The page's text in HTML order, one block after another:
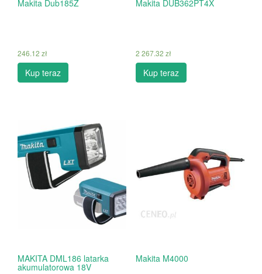
Makita Dub185Z
246.12 zł
Kup teraz
Makita DUB362PT4X
2 267.32 zł
Kup teraz
MAKITA DML186 latarka
akumulatorowa 18V
Makita M4000